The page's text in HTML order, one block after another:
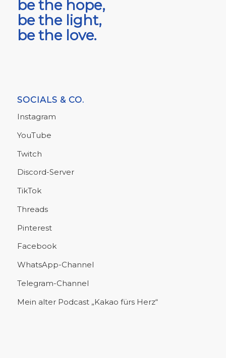
be the hope,
be the light,
be the love.
SOCIALS & CO.
Instagram
YouTube
Twitch
Discord-Server
TikTok
Threads
Pinterest
Facebook
WhatsApp-Channel
Telegram-Channel
Mein alter Podcast „Kakao fürs Herz“